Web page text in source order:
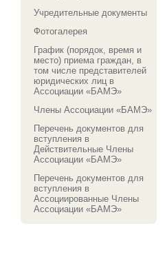
Учредительные документы
Фотогалерея
График (порядок, время и
место) приема граждан, в
том числе представителей
юридических лиц в
Ассоциации «БАМЭ»
Члены Ассоциации «БАМЭ»
Перечень документов для
вступления в
Действительные Члены
Ассоциации «БАМЭ»
Перечень документов для
вступления в
Ассоциированные Члены
Ассоциации «БАМЭ»